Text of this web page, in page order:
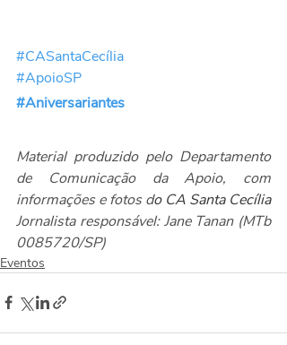
#CASantaCecília
#ApoioSP
#Aniversariantes
Material produzido pelo Departamento
de Comunicação da Apoio, com
informações e fotos do CA Santa Cecília
Jornalista responsável: Jane Tanan (MTb
0085720/SP)
Eventos